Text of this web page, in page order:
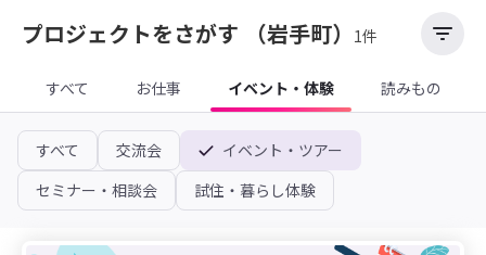
けよう
プロジェクトをさがす （岩手町） 1件
すべて お仕事 イベント・体験 読みもの
すべて 交流会
イベント・ツアー
セミナー・相談会
試住・暮らし体験